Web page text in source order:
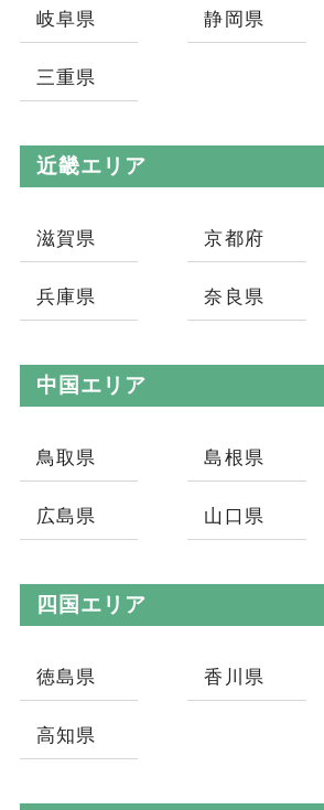
岐阜県 静岡県
三重県
近畿エリア
滋賀県 京都府
兵庫県 奈良県
中国エリア
鳥取県 島根県
広島県 山口県
四国エリア
徳島県 香川県
高知県